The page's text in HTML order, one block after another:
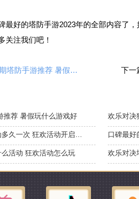
最好的塔防手游2023年的全部内容了
关注我们吧！
2023暑期塔防手游推荐 暑假玩什么游戏好 下一
推荐 暑假玩什么游戏好
活动 狂欢活动怎么玩 欢乐对决